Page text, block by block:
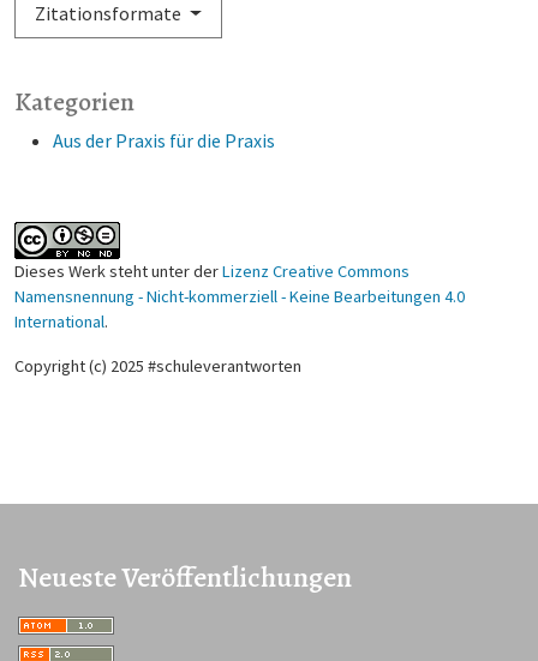
Kategorien
Aus der Praxis für die Praxis
Zitationsformate
Dieses Werk steht unter derLizenz Creative Commons
Namensnennung - Nicht-kommerziell - Keine Bearbeitungen 4.0
International.
Copyright (c) 2025 #schuleverantworten
Neueste Veröffentlichungen